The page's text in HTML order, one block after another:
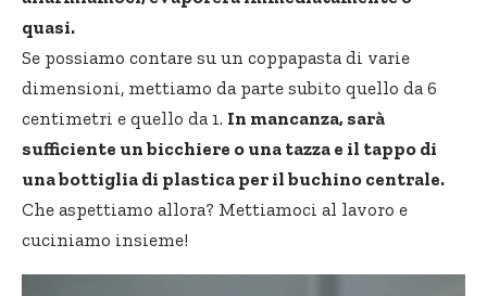
quasi.
Se possiamo contare su un coppapasta di varie
dimensioni, mettiamo da parte subito quello da 6
centimetri e quello da 1. In mancanza, sarà
sufficiente un bicchiere o una tazza e il tappo di
una bottiglia di plastica per il buchino centrale.
Che aspettiamo allora? Mettiamoci al lavoro e
cuciniamo insieme!